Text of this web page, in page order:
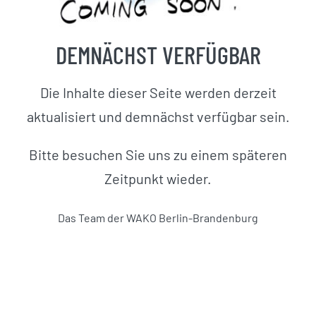
DEMNÄCHST VERFÜGBAR
Die Inhalte dieser Seite werden derzeit
aktualisiert und demnächst verfügbar sein.
Bitte besuchen Sie uns zu einem späteren
Zeitpunkt wieder.
Das Team der WAKO Berlin-Brandenburg